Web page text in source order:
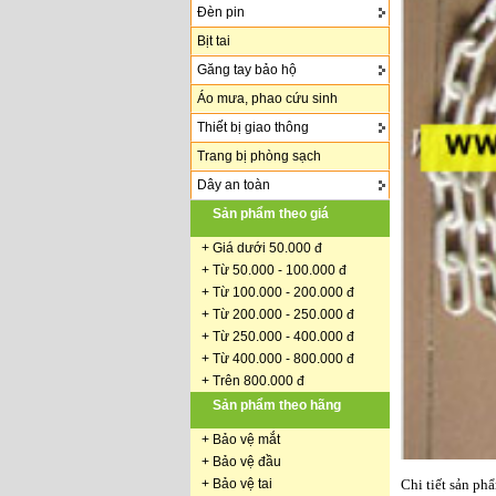
Đèn pin
Bịt tai
Găng tay bảo hộ
Áo mưa, phao cứu sinh
Thiết bị giao thông
Trang bị phòng sạch
Dây an toàn
Sản phẩm theo giá
+ Giá dưới 50.000 đ
+ Từ 50.000 - 100.000 đ
+ Từ 100.000 - 200.000 đ
+ Từ 200.000 - 250.000 đ
+ Từ 250.000 - 400.000 đ
+ Từ 400.000 - 800.000 đ
+ Trên 800.000 đ
Sản phẩm theo hãng
+ Bảo vệ mắt
+ Bảo vệ đầu
+ Bảo vệ tai Chi tiết sản